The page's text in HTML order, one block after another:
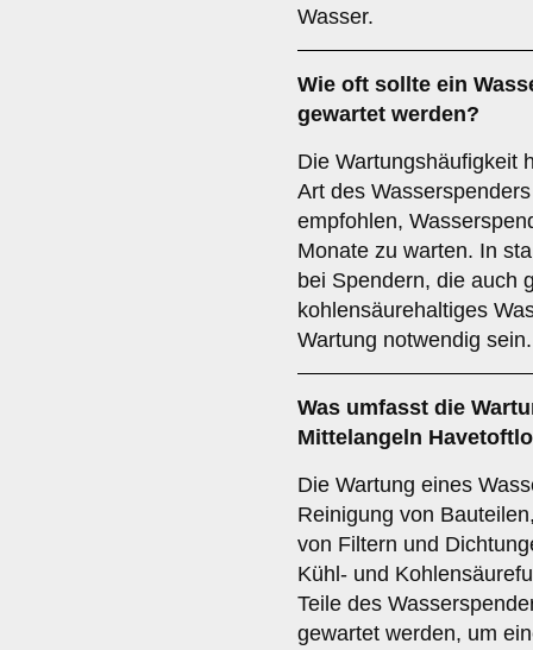
Wasser.
Wie oft sollte ein
gewartet werden?
Die Wartungshäufigkeit
Art des
empfohlen,
Monate zu warten. In
bei Spendern, die auch
kohlensäurehaltiges
Wartung notwendig sein.
Was umfasst die
Mittelangeln
Die Wartung eines
Reinigung von
von Filtern und
Kühl- und
Teile des
gewartet werden, um